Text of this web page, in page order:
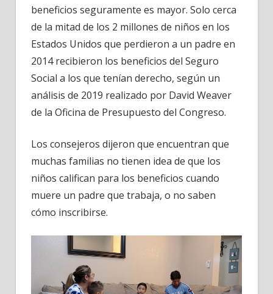
beneficios seguramente es mayor. Solo cerca
de la mitad de los 2 millones de niños en los
Estados Unidos que perdieron a un padre en
2014 recibieron los beneficios del Seguro
Social a los que tenían derecho, según un
análisis de 2019 realizado por David Weaver
de la Oficina de Presupuesto del Congreso.
Los consejeros dijeron que encuentran que
muchas familias no tienen idea de que los
niños califican para los beneficios cuando
muere un padre que trabaja, o no saben
cómo inscribirse.